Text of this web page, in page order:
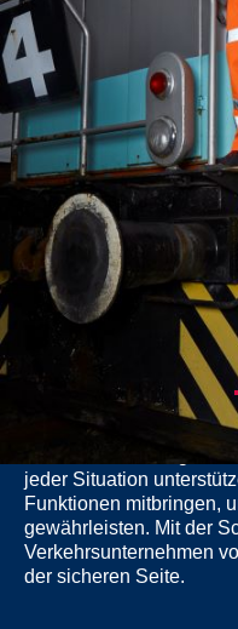
Die Arbeit am Gleis
Warnschutzleidung
jeder Situation
Funktionen mitbringen,
gewährleisten. Mit der
Verkehrsunternehmen
der sicheren Seite.